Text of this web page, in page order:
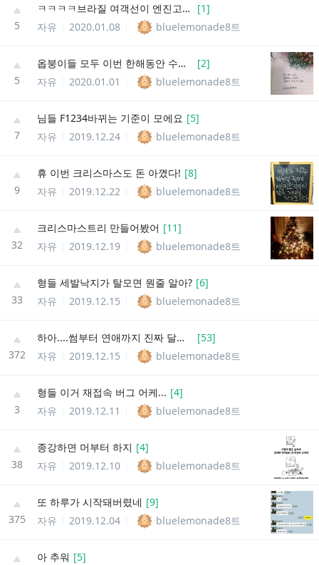
5
ㅋㅋㅋㅋ브라질 여객선이 엔진고장때문에 잠깐 멈췄었는데 [1]
자유
2020.01.08 bluelemonade8트
5
옵붕이들 모두 이번 한해동안 수고많았어! [2]
자유
2020.01.01 bluelemonade8트
7
님들 F1234바뀌는 기준이 모에요 [5]
자유
2019.12.24 bluelemonade8트
9
휴 이번 크리스마스도 돈 아꼈다! [8]
자유
2019.12.22 bluelemonade8트
32
크리스마스트리 만들어봤어 [11]
자유
2019.12.19 bluelemonade8트
33
형들 세발낙지가 탈모면 뭔줄 알아? [6]
자유
2019.12.15 bluelemonade8트
372
하아....썸부터 연애까지 진짜 달았다... [53]
자유
2019.12.15 bluelemonade8트
3
형들 이거 재접속 버그 어케... [4]
자유
2019.12.11 bluelemonade8트
38
종강하면 머부터 하지 [4]
자유
2019.12.10 bluelemonade8트
375
또 하루가 시작돼버렸네 [9]
자유
2019.12.04 bluelemonade8트
아 추워 [5]